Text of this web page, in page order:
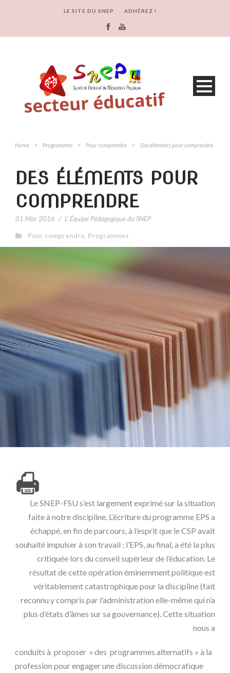
LE SITE DU SNEP ADHÉREZ !
Home > Programmes > Pour comprendre > Des éléments pour comprendre
DES ÉLÉMENTS POUR
COMPRENDRE
01 Mar 2016 / L' Équipe Pédagogique du SNEP
Pour comprendre, Programmes
Le SNEP-FSU s’est largement exprimé sur la situation
faite à notre discipline. L’écriture du programme EPS a
échappé, en fin de parcours, à l’esprit que le CSP avait
souhaité impulser à son travail : l’EPS, au final, a été la plus
critiquée lors du conseil supérieur de l’éducation. Le
résultat de cette opération éminemment politique est
véritablement catastrophique pour la discipline (fait
reconnu y compris par l’administration elle-même qui n’a
plus d’états d’âmes sur sa gouvernance). Cette situation
nous a
conduits à proposer « des programmes alternatifs » à la
profession pour engager une discussion démocratique